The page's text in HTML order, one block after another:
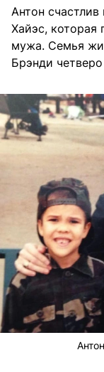
Антон
Хайэс, которая
мужа. Семья
Брэнди